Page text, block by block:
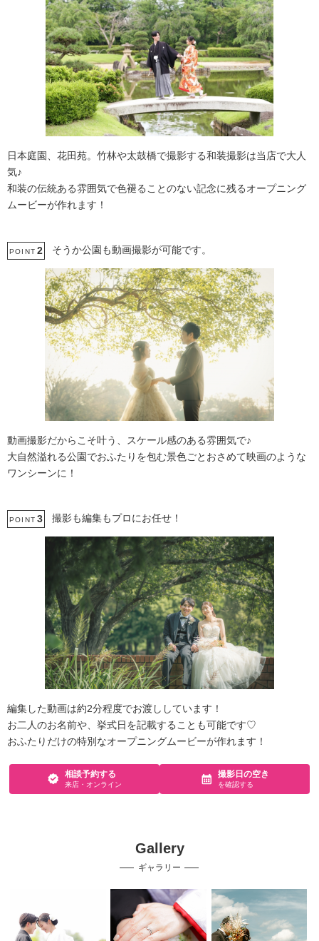
日本庭園、花田苑。竹林や太鼓橋で撮影する和装撮影は当店で大人
気♪
和装の伝統ある雰囲気で色褪ることのない記念に残るオープニング
ムービーが作れます！
POINT 2 そうか公園も動画撮影が可能です。
動画撮影だからこそ叶う、スケール感のある雰囲気で♪
大自然溢れる公園でおふたりを包む景色ごとおさめて映画のような
ワンシーンに！
POINT 3 撮影も編集もプロにお任せ！
編集した動画は約2分程度でお渡ししています！
お二人のお名前や、挙式日を記載することも可能です♡
おふたりだけの特別なオープニングムービーが作れます！
相談予約する
来店・オンライン
撮影日の空き
を確認する
Gallery
ギャラリー